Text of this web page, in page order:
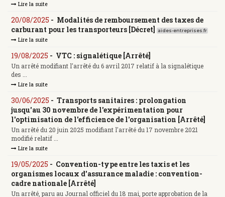
Lire la suite
20/08/2025 - Modalités de remboursement des taxes de
carburant pour les transporteurs [Décret]
aides-entreprises.fr
Lire la suite
19/08/2025 - VTC : signalétique [Arrêté]
Un arrêté modifiant l'arrêté du 6 avril 2017 relatif à la signalétique
des ...
Lire la suite
30/06/2025 - Transports sanitaires : prolongation
jusqu'au 30 novembre de l'expérimentation pour
l'optimisation de l'efficience de l'organisation [Arrêté]
Un arrêté du 20 juin 2025 modifiant l'arrêté du 17 novembre 2021
modifié relatif ...
Lire la suite
19/05/2025 - Convention-type entre les taxis et les
organismes locaux d'assurance maladie : convention-
cadre nationale [Arrêté]
Un arrêté, paru au Journal officiel du 18 mai, porte approbation de la